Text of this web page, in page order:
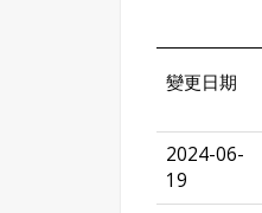
變更日期
2024-06-
19